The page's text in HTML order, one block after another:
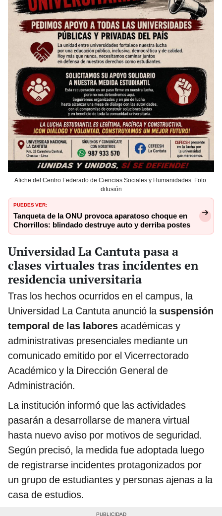
Afiche del Centro Federado de Ciencias Sociales y Humanidades. Foto:
difusión
PUEDES VER:
Tanqueta de la ONU provoca aparatoso choque en
Chorrillos: blindado destruye auto y derriba postes
Universidad La Cantuta pasa a
clases virtuales tras incidentes en
residencia universitaria
Tras los hechos ocurridos en el campus, la
Universidad La Cantuta anunció la suspensión
temporal de las labores académicas y
administrativas presenciales mediante un
comunicado emitido por el Vicerrectorado
Académico y la Dirección General de
Administración.
La institución informó que las actividades
pasarán a desarrollarse de manera virtual
hasta nuevo aviso por motivos de seguridad.
Según precisó, la medida fue adoptada luego
de registrarse incidentes protagonizados por
un grupo de estudiantes y personas ajenas a la
casa de estudios.